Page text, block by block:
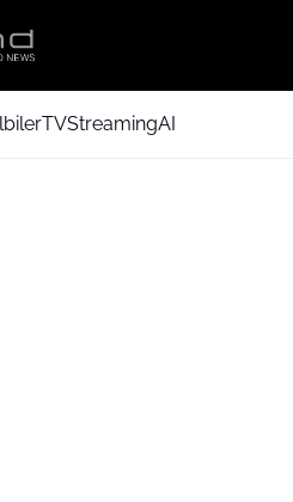
TVStreamingAI